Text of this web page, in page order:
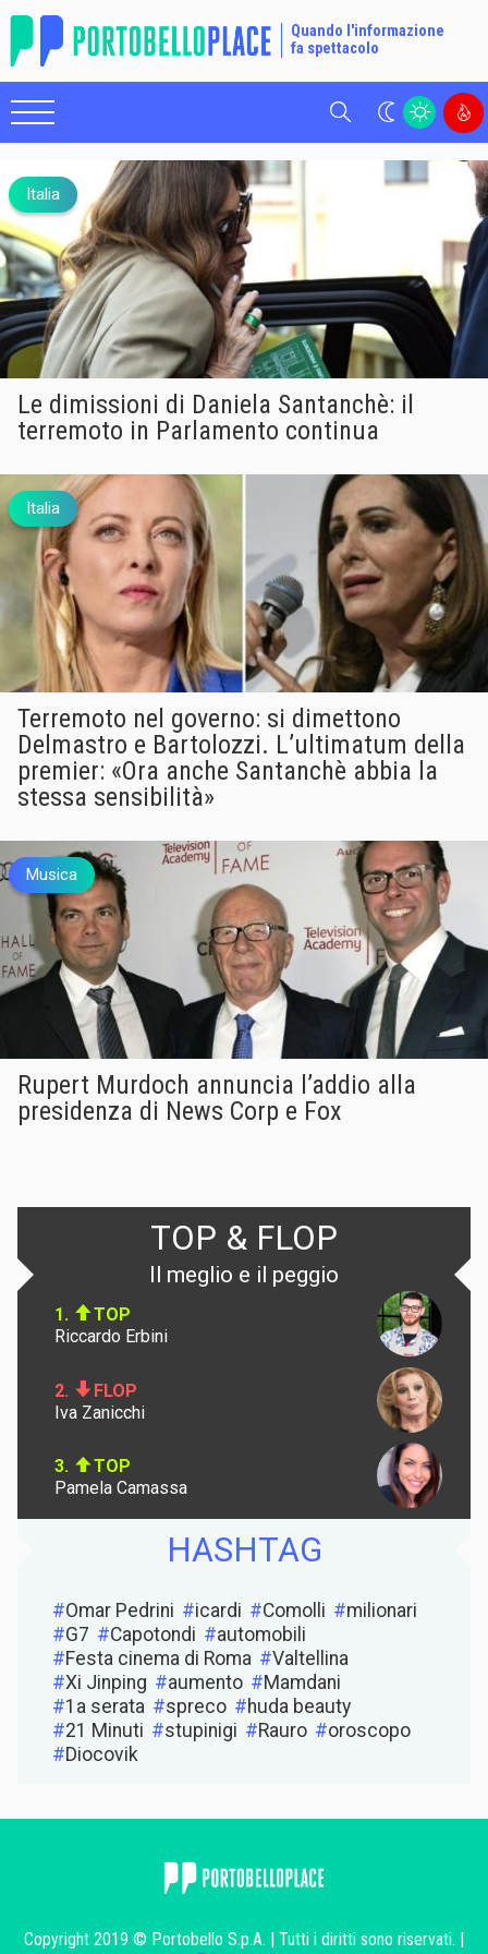
Quando l'informazione
fa spettacolo
Cerca
Italia
Le dimissioni di Daniela Santanchè: il
terremoto in Parlamento continua
Italia
Terremoto nel governo: si dimettono
Delmastro e Bartolozzi. L’ultimatum della
premier: «Ora anche Santanchè abbia la
stessa sensibilità»
Musica
Rupert Murdoch annuncia l’addio alla
presidenza di News Corp e Fox
TOP & FLOP
Il meglio e il peggio
1.
TOP
Riccardo Erbini
2.
FLOP
Iva Zanicchi
3.
TOP
Pamela Camassa
HASHTAG
Omar Pedrini icardi Comolli
milionari
G7
Capotondi
automobili
Festa cinema di Roma
Valtellina
Xi Jinping
aumento
Mamdani
1a serata
spreco
huda beauty
21 Minuti
stupinigi Rauro
oroscopo
Diocovik
Copyright 2019 © Portobello S.p.A. | Tutti i diritti sono riservati. |